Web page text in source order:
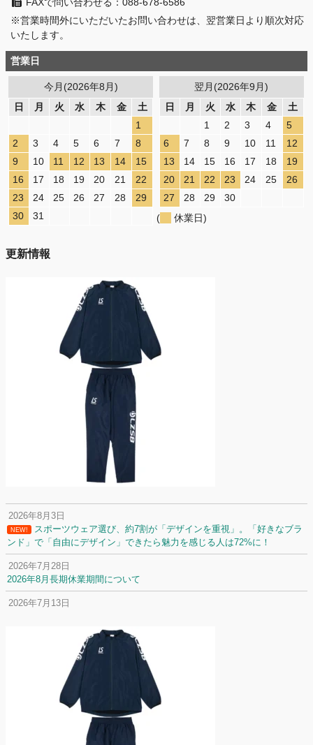
※営業時間外にいただいたお問い合わせは、翌営業日より順次対応
いたします。
営業日
今月(2026年8月)
日
月 火 水 木 金
土
1
2
3 4 5 6 7
8
9
10 11 12 13 14
15
16
17 18 19 20 21
22
23
24 25 26 27 28
29
30
31
翌月(2026年9月)
日
月 火 水 木 金
土
1
2 3 4
5
6
7 8 9 10 11
12
13
14 15 16 17 18
19
20
21 22 23 24 25
26
27
28 29
30
(
休業日)
更新情報
2026年8月3日
NEW!
スポーツウェア選び、約7割が「デザインを重視」。「好きなブラ
ンド」で「自由にデザイン」できたら魅力を感じる人は72%に！
2026年7月28日
2026年8月長期休業期間について
2026年7月13日
名前入りユニフォームで子どもの自信が「プラスになった」と感じた保
護者は約67%！「やや高いと感じたが納得して購入した」と価値を実感
する声も32.7%に！
2026年6月15日
応援ユニフォーム、約53％が「会場に一体感があってよい」と回答。チ
ームへの愛情が伝わる応援スタイルとは？